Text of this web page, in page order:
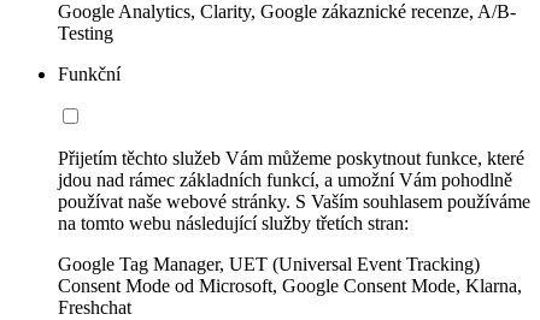
Google Analytics, Clarity, Google zákaznické recenze, A/B-
Testing
Funkční
Přijetím těchto služeb Vám můžeme poskytnout funkce, které
jdou nad rámec základních funkcí, a umožní Vám pohodlně
používat naše webové stránky. S Vaším souhlasem používáme
na tomto webu následující služby třetích stran:
Google Tag Manager, UET (Universal Event Tracking)
Consent Mode od Microsoft, Google Consent Mode, Klarna,
Freshchat